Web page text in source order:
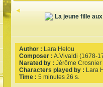
La jeune fille
Author : Lara Helou
Composer : A.Vivaldi (1678-
Narated by : Jérôme Crosnier
Characters played by : Lara
Time : 5 minutes 26 s.